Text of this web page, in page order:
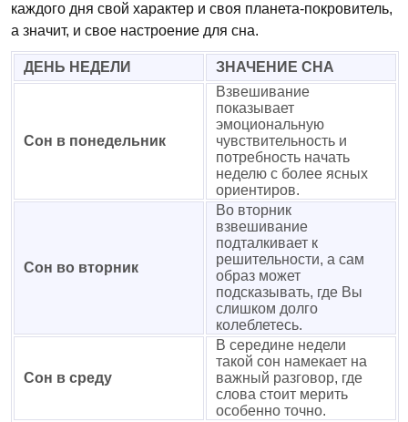
каждого дня свой характер и своя планета-покровитель,
а значит, и свое настроение для сна.
ДЕНЬ НЕДЕЛИ ЗНАЧЕНИЕ СНА
Сон в понедельник
Взвешивание
показывает
эмоциональную
чувствительность и
потребность начать
неделю с более ясных
ориентиров.
Сон во вторник
Во вторник
взвешивание
подталкивает к
решительности, а сам
образ может
подсказывать, где Вы
слишком долго
колеблетесь.
Сон в среду
В середине недели
такой сон намекает на
важный разговор, где
слова стоит мерить
особенно точно.